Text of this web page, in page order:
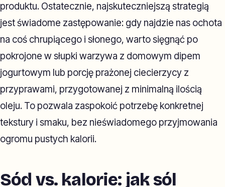
produktu. Ostatecznie, najskuteczniejszą strategią
jest świadome zastępowanie: gdy najdzie nas ochota
na coś chrupiącego i słonego, warto sięgnąć po
pokrojone w słupki warzywa z domowym dipem
jogurtowym lub porcję prażonej ciecierzycy z
przyprawami, przygotowanej z minimalną ilością
oleju. To pozwala zaspokoić potrzebę konkretnej
tekstury i smaku, bez nieświadomego przyjmowania
ogromu pustych kalorii.
Sód vs. kalorie: jak sól